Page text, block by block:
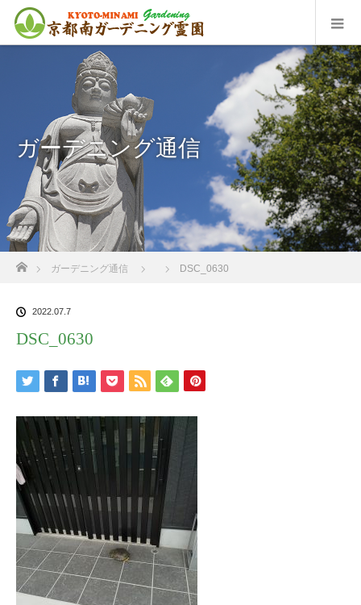
ガーデニング通信
ホーム
ガーデニング通信 DSC_0630
2022.07.7
DSC_0630